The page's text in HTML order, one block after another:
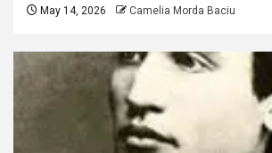
May 14, 2026 Camelia Morda Baciu